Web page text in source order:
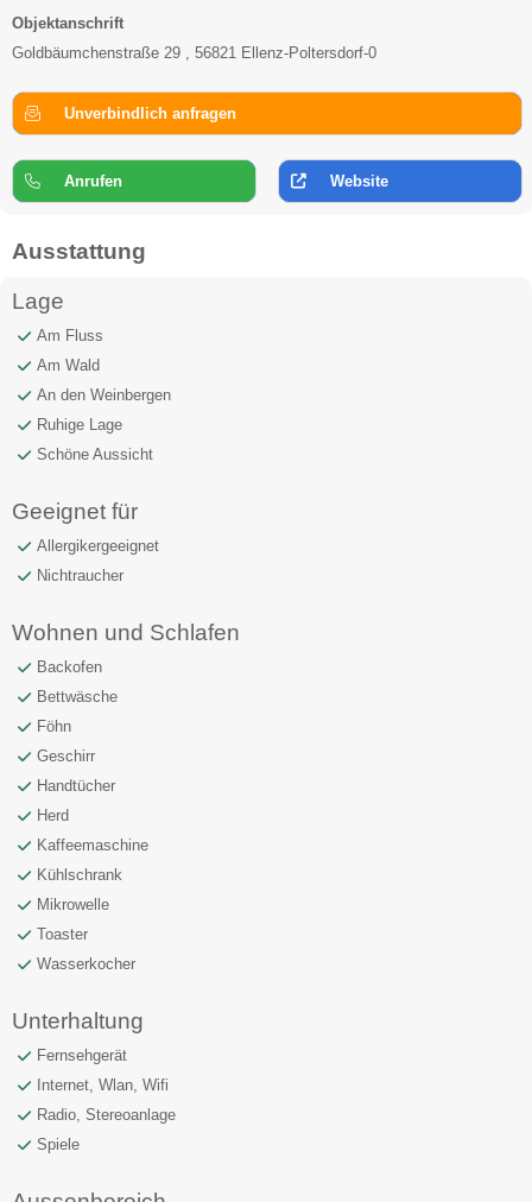
Objektanschrift
Goldbäumchenstraße 29 , 56821 Ellenz-Poltersdorf-0
Unverbindlich anfragen
Anrufen Website
Ausstattung
Lage
Am Fluss
Am Wald
An den Weinbergen
Ruhige Lage
Schöne Aussicht
Geeignet für
Allergikergeeignet
Nichtraucher
Wohnen und Schlafen
Backofen
Bettwäsche
Föhn
Geschirr
Handtücher
Herd
Kaffeemaschine
Kühlschrank
Mikrowelle
Toaster
Wasserkocher
Unterhaltung
Fernsehgerät
Internet, Wlan, Wifi
Radio, Stereoanlage
Spiele